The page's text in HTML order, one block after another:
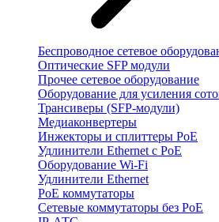
Беспроводное сетевое
Оптические SFP модули
Прочее сетевое оборудование
Оборудование для усиления
Трансиверы (SFP-модули)
Медиаконвертеры
Инжекторы и сплиттеры PoE
Удлинители Ethernet с PoE
Оборудование Wi-Fi
Удлинители Ethernet
PoE коммутаторы
Сетевые коммутаторы без PoE